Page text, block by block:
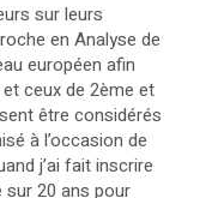
sur leurs
en Analyse de
européen afin
ceux de 2ème et
être considérés
à l’occasion de
j’ai fait inscrire
20 ans pour